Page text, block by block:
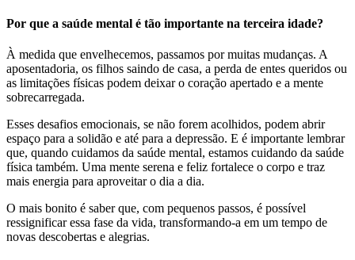
Por que a saúde mental é tão importante na terceira idade?
À medida que envelhecemos, passamos por muitas mudanças. A
aposentadoria, os filhos saindo de casa, a perda de entes queridos ou
as limitações físicas podem deixar o coração apertado e a mente
sobrecarregada.
Esses desafios emocionais, se não forem acolhidos, podem abrir
espaço para a solidão e até para a depressão. E é importante lembrar
que, quando cuidamos da saúde mental, estamos cuidando da saúde
física também. Uma mente serena e feliz fortalece o corpo e traz
mais energia para aproveitar o dia a dia.
O mais bonito é saber que, com pequenos passos, é possível
ressignificar essa fase da vida, transformando-a em um tempo de
novas descobertas e alegrias.